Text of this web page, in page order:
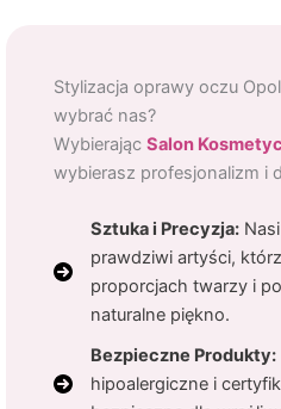
Stylizacja oprawy oczu
wybrać nas?
Wybierając Salon
wybierasz profesjonalizm i
Sztuka i Precyzja:
prawdziwi artyści,
proporcjach twarzy i
naturalne piękno.
Bezpieczne Produkty:
hipoalergiczne i